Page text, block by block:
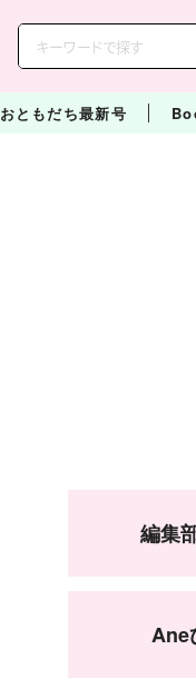
おともだち最新号
編集
Ane